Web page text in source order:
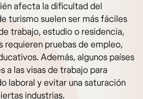
afecta la dificultad del
turismo suelen ser más fáciles
trabajo, estudio o residencia,
requieren pruebas de empleo,
Además, algunos países
a las visas de trabajo para
laboral y evitar una saturación
industrias.